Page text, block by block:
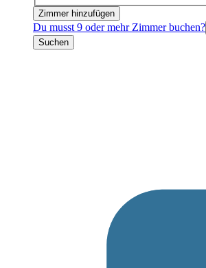
Zimmer hinzufügen
Du musst 9 oder mehr Zimmer buchen?
Suchen